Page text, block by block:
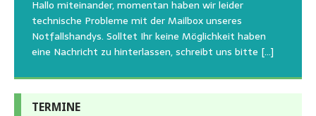
Hallo miteinander, momentan haben wir leider
technische Probleme mit der Mailbox unseres
Notfallshandys. Solltet Ihr keine Möglichkeit haben
eine Nachricht zu hinterlassen, schreibt uns bitte […]
den letzten 20 Jahren, immer noch für alle verwaisten
oder[…]
geschlossen bleibt.Viele unserer Hunde erleben einen
emotionalen Stress bei Begegnung[…]
die gesteigerten Kosten auch uns so richtig in die Knie
und[…]
TERMINE